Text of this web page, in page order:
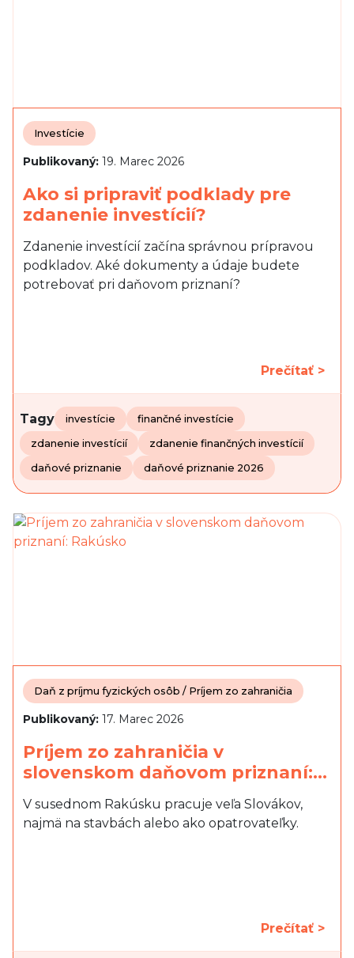
Investície
Publikovaný: 19. Marec 2026
Ako si pripraviť podklady pre
zdanenie investícií?
Zdanenie investícií začína správnou prípravou
podkladov. Aké dokumenty a údaje budete
potrebovať pri daňovom priznaní?
Prečítať >
Tagy investície finančné investície
zdanenie investícií zdanenie finančných investícií
daňové priznanie daňové priznanie 2026
Daň z príjmu fyzických osôb / Príjem zo zahraničia
Publikovaný: 17. Marec 2026
Príjem zo zahraničia v
slovenskom daňovom priznaní:…
V susednom Rakúsku pracuje veľa Slovákov,
najmä na stavbách alebo ako opatrovateľky.
Prečítať >